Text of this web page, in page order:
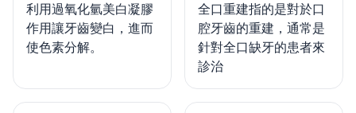
利用過氧化氫美白凝膠
作用讓牙齒變白，進而
使色素分解。
全口重建指的是對於口
腔牙齒的重建，通常是
針對全口缺牙的患者來
診治